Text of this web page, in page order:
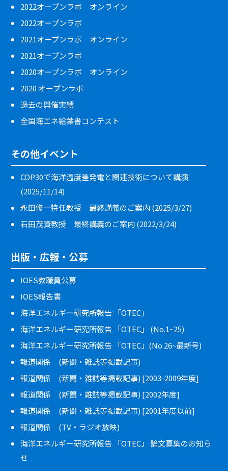
2022オープンラボ オンライン
2022オープンラボ
2021オープンラボ オンライン
2021オープンラボ
2020オープンラボ オンライン
2020 オープンラボ
過去の開催実績
全国海エネ絵葉書コンテスト
その他イベント
COP30で海洋温度差発電と関連技術について講演
(2025/11/14)
永田修一特任教授 最終講義のご案内 (2025/3/27)
石田茂資教授 最終講義のご案内 (2022/3/24)
出版・広報・公募
IOES教職員公募
IOES報告書
海洋エネルギー研究所報告 「OTEC」
海洋エネルギー研究所報告 「OTEC」 (No.1~25)
海洋エネルギー研究所報告 「OTEC」(No.26~最新号)
報道関係 (新聞・雑誌等掲載記事)
報道関係 (新聞・雑誌等掲載記事) [2003-2009年度]
報道関係 (新聞・雑誌等掲載記事) [2002年度]
報道関係 (新聞・雑誌等掲載記事) [2001年度以前]
報道関係 (TV・ラジオ放映)
海洋エネルギー研究所報告 「OTEC」 論文募集のお知ら
せ